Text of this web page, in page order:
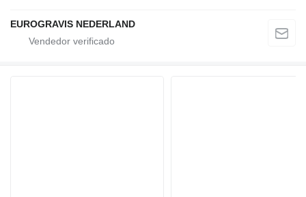
EUROGRAVIS NEDERLAND